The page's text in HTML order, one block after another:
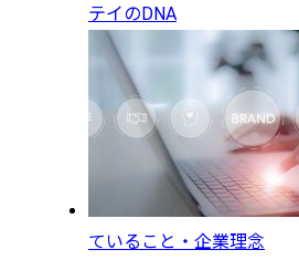
テイのDNA
ていること・企業理念